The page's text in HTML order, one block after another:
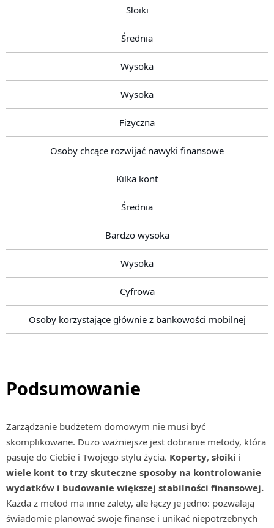
Słoiki
Średnia
Wysoka
Wysoka
Fizyczna
Osoby chcące rozwijać nawyki finansowe
Kilka kont
Średnia
Bardzo wysoka
Wysoka
Cyfrowa
Osoby korzystające głównie z bankowości mobilnej
Podsumowanie
Zarządzanie budżetem domowym nie musi być
skomplikowane. Dużo ważniejsze jest dobranie metody, która
pasuje do Ciebie i Twojego stylu życia. Koperty, słoiki i
wiele kont to trzy skuteczne sposoby na kontrolowanie
wydatków i budowanie większej stabilności finansowej.
Każda z metod ma inne zalety, ale łączy je jedno: pozwalają
świadomie planować swoje finanse i unikać niepotrzebnych